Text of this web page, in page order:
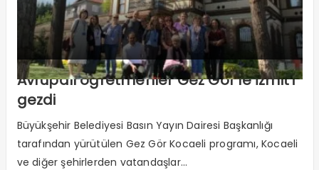
Avrupalı öğretmenler Gez Gör’le İzmit’i
gezdi
Büyükşehir Belediyesi Basın Yayın Dairesi Başkanlığı
tarafından yürütülen Gez Gör Kocaeli programı, Kocaeli
ve diğer şehirlerden vatandaşlar...